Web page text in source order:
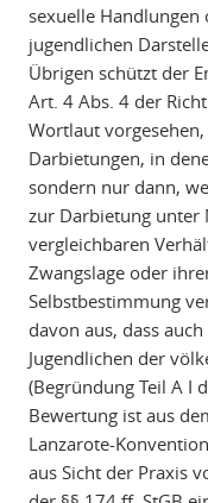
sexuelle
jugendlichen
Übrigen schützt der
Art. 4 Abs. 4 der
Wortlaut
Darbietungen, in
sondern nur dann,
zur Darbietung unter
vergleichbaren
Zwangslage oder
Selbstbestimmung
davon aus, dass
Jugendlichen der
(Begründung Teil A I
Bewertung ist aus
Lanzarote-
aus Sicht der Praxis